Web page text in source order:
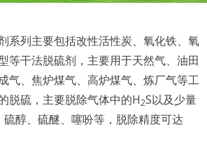
系列主要包括改性活性炭、氧化铁、氧
等干法脱硫剂，主要用于天然气、油田
气、焦炉煤气、高炉煤气、炼厂气等工
脱硫，主要脱除气体中的H2S以及少量
硫醇、硫醚、噻吩等，脱除精度可达